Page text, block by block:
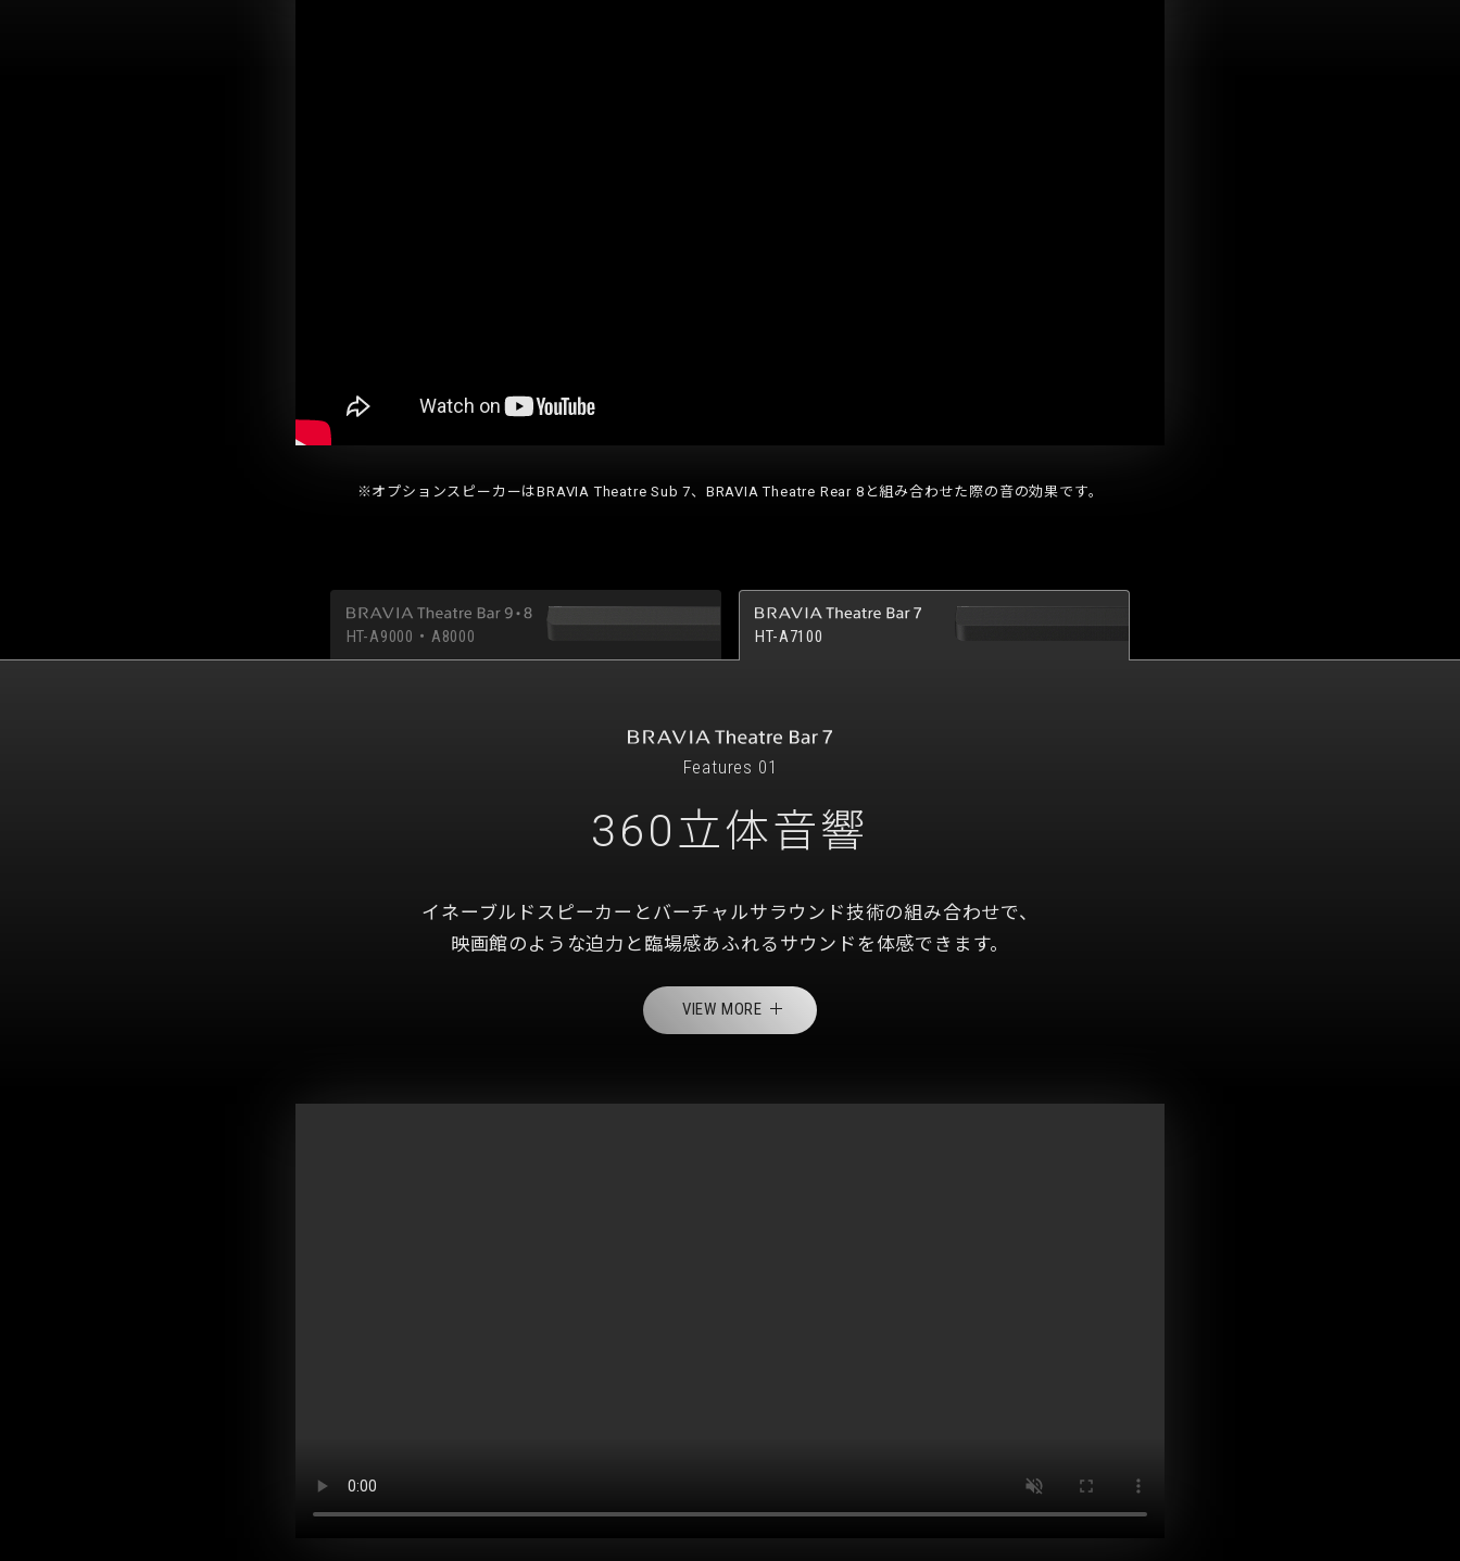
※オプションスピーカーはBRAVIA Theatre Sub 7、BRAVIA Theatre Rear 8と組み合わせた際の音の効果です。
HT-A9000・A8000 HT-A7100
Features 01
360立体音響
イネーブルドスピーカーと バーチャルサラウンド技術の組み合わせで、
映画館のような迫力と臨場感あふれる サウンドを体感できます。
VIEW MORE